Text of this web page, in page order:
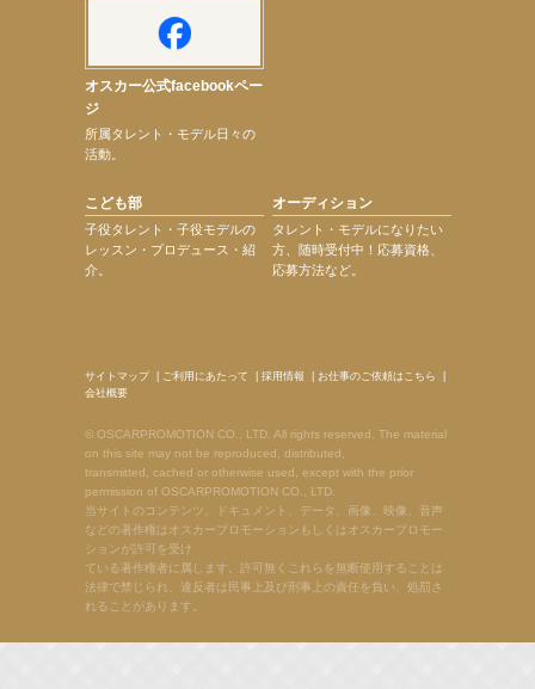
オスカー公式facebookペー
ジ
所属タレント・モデル日々の
活動。
こども部
子役タレント・子役モデルの
レッスン・プロデュース・紹
介。
オーディション
タレント・モデルになりたい
方、随時受付中！応募資格、
応募方法など。
サイトマップ| ご利用にあたって 採用情報 お仕事のご依頼はこちら
会社概要
© OSCARPROMOTION CO., LTD. All rights reserved. The material
on this site may not be reproduced, distributed,
transmitted, cached or otherwise used, except with the prior
permission of OSCARPROMOTION CO., LTD.
当サイトのコンテンツ、ドキュメント、データ、画像、映像、音声
などの著作権はオスカープロモーションもしくはオスカープロモー
ションが許可を受け
ている著作権者に属します。許可無くこれらを無断使用することは
法律で禁じられ、違反者は民事上及び刑事上の責任を負い、処罰さ
れることがあります。